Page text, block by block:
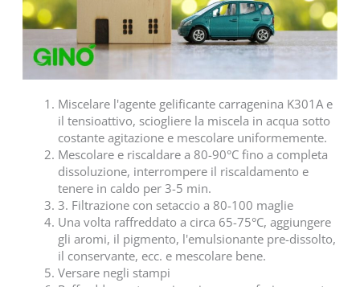
Miscelare l'agente gelificante carragenina K301A e
il tensioattivo, sciogliere la miscela in acqua sotto
costante agitazione e mescolare uniformemente.
Mescolare e riscaldare a 80-90°C fino a completa
dissoluzione, interrompere il riscaldamento e
tenere in caldo per 3-5 min.
3. Filtrazione con setaccio a 80-100 maglie
Una volta raffreddato a circa 65-75°C, aggiungere
gli aromi, il pigmento, l'emulsionante pre-dissolto,
il conservante, ecc. e mescolare bene.
Versare negli stampi